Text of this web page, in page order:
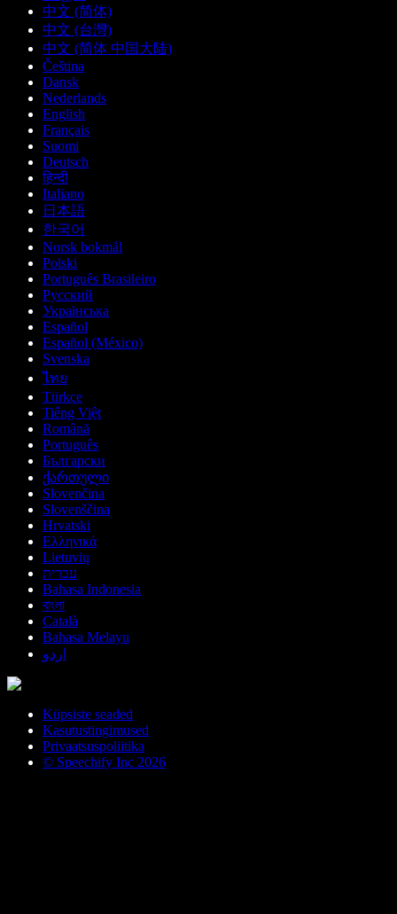
中文 (简体)
中文 (台灣)
中文 (简体 中国大陆)
Čeština
Dansk
Nederlands
English
Français
Suomi
Deutsch
हिन्दी
Italiano
日本語
한국어
Norsk bokmål
Polski
Português Brasileiro
Русский
Українська
Español
Español (México)
Svenska
ไทย
Türkçe
Tiếng Việt
Română
Português
Български
ქართული
Slovenčina
Slovenščina
Hrvatski
Ελληνικά
Lietuvių
עברית
Bahasa Indonesia
বাংলা
Català
Bahasa Melayu
اردو
Küpsiste seaded
Kasutustingimused
Privaatsuspoliitika
© Speechify Inc 2026